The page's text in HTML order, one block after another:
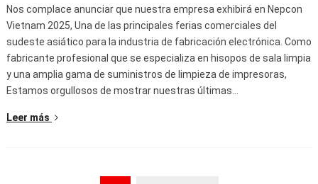
Nos complace anunciar que nuestra empresa exhibirá en Nepcon
Vietnam 2025, Una de las principales ferias comerciales del
sudeste asiático para la industria de fabricación electrónica. Como
fabricante profesional que se especializa en hisopos de sala limpia
y una amplia gama de suministros de limpieza de impresoras,
Estamos orgullosos de mostrar nuestras últimas…
Leer más